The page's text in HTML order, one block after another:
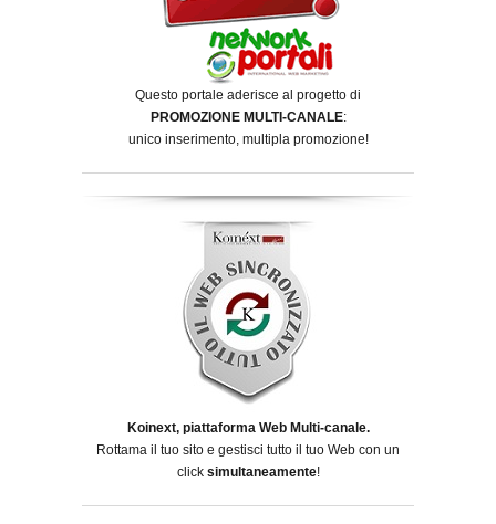
Questo portale aderisce al progetto di
PROMOZIONE MULTI-CANALE:
unico inserimento, multipla promozione!
Koinext, piattaforma Web Multi-canale.
Rottama il tuo sito e gestisci tutto il tuo Web con un
click simultaneamente!